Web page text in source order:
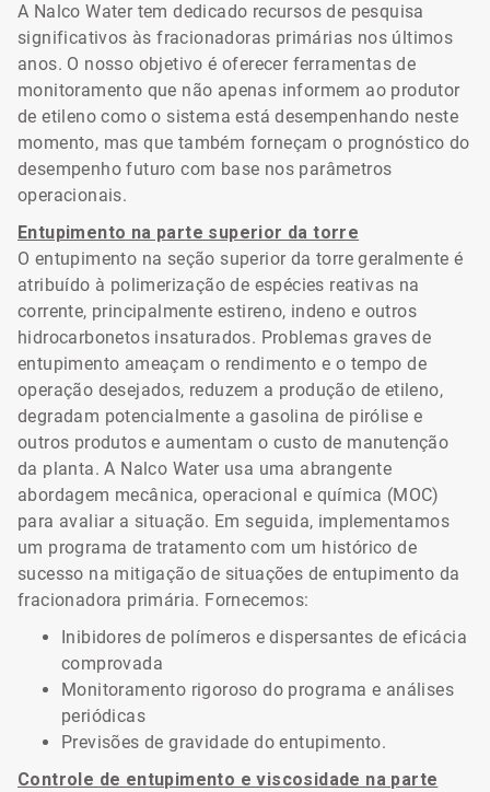
A Nalco Water tem dedicado recursos de pesquisa
significativos às fracionadoras primárias nos últimos
anos. O nosso objetivo é oferecer ferramentas de
monitoramento que não apenas informem ao produtor
de etileno como o sistema está desempenhando neste
momento, mas que também forneçam o prognóstico do
desempenho futuro com base nos parâmetros
operacionais.
Entupimento na parte superior da torre
O entupimento na seção superior da torre geralmente é
atribuído à polimerização de espécies reativas na
corrente, principalmente estireno, indeno e outros
hidrocarbonetos insaturados. Problemas graves de
entupimento ameaçam o rendimento e o tempo de
operação desejados, reduzem a produção de etileno,
degradam potencialmente a gasolina de pirólise e
outros produtos e aumentam o custo de manutenção
da planta. A Nalco Water usa uma abrangente
abordagem mecânica, operacional e química (MOC)
para avaliar a situação. Em seguida, implementamos
um programa de tratamento com um histórico de
sucesso na mitigação de situações de entupimento da
fracionadora primária. Fornecemos:
Inibidores de polímeros e dispersantes de eficácia
comprovada
Monitoramento rigoroso do programa e análises
periódicas
Previsões de gravidade do entupimento.
Controle de entupimento e viscosidade na parte